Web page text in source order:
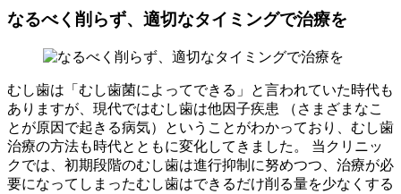
なるべく削らず、適切なタイミングで治療を
むし歯は「むし歯菌によってできる」と言われていた時代も
ありますが、現代ではむし歯は他因子疾患 （さまざまなこ
とが原因で起きる病気）ということがわかっており、むし歯
治療の方法も時代とともに変化してきました。 当クリニッ
クでは、初期段階のむし歯は進行抑制に努めつつ、治療が必
要になってしまったむし歯はできるだけ削る量を少なくする